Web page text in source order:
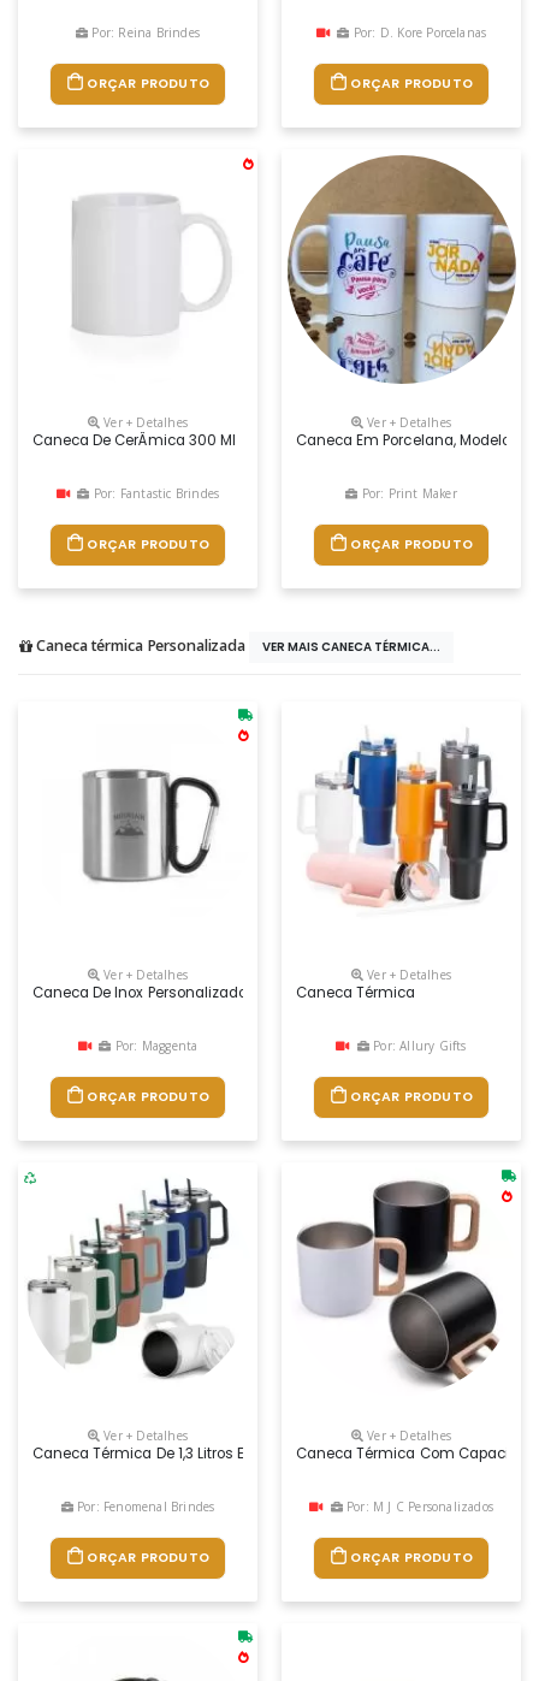
Por: Reina Brindes
ORÇAR PRODUTO
Por: D. Kore Porcelanas
ORÇAR PRODUTO
Ver + Detalhes
Caneca De CerÂmica 300 Ml
Por: Fantastic Brindes
ORÇAR PRODUTO
Ver + Detalhes
Caneca Em Porcelana, Modelo
Por: Print Maker
ORÇAR PRODUTO
Caneca térmica Personalizada VER MAIS CANECA TÉRMICA...
Ver + Detalhes
Caneca De Inox Personalizado
Por: Maggenta
ORÇAR PRODUTO
Ver + Detalhes
Caneca Térmica
Por: Allury Gifts
ORÇAR PRODUTO
Ver + Detalhes
Caneca Térmica De 1,3 Litros Em Inox Reciclado Com Parede Dupla
Por: Fenomenal Brindes
ORÇAR PRODUTO
Ver + Detalhes
Caneca Térmica Com
Por: M J C Personalizados
ORÇAR PRODUTO